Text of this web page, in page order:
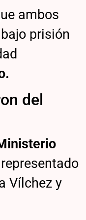
ambos
prisión
del
Vílchez y